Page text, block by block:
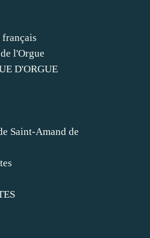
l'Orgue
D'ORGUE
Saint-Amand de